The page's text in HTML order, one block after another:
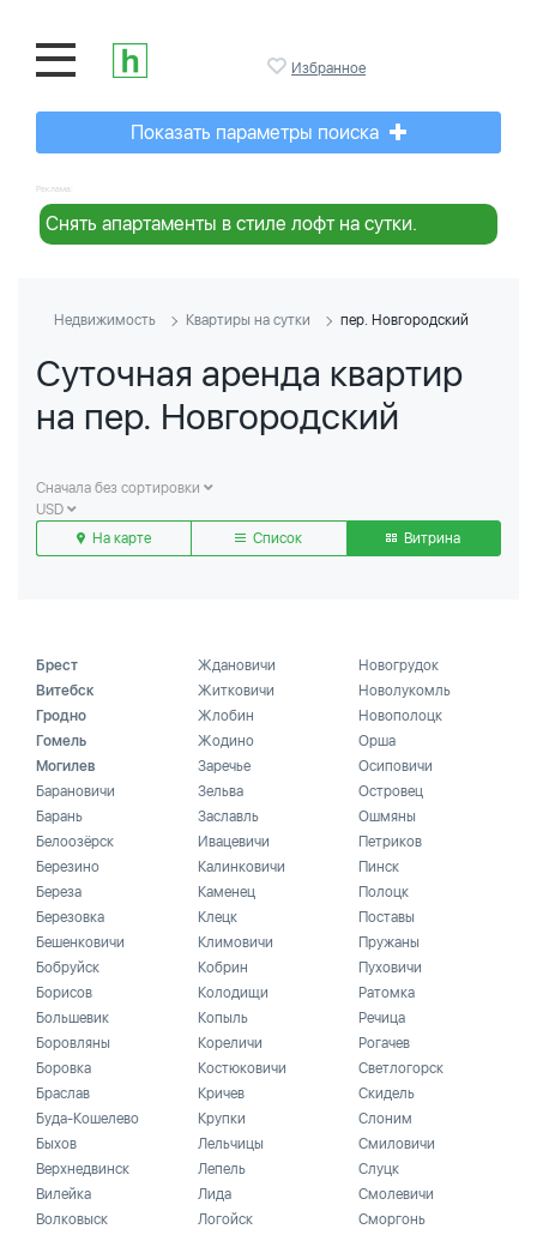
Избранное
Показать параметры поиска
Реклама:
Снять апартаменты в стиле лофт на сутки.
Недвижимость Квартиры на сутки пер. Новгородский
Суточная аренда квартир
на пер. Новгородский
Сначала без сортировки
USD
На карте
Список Витрина
Брест
Витебск
Гродно
Гомель
Могилев
Барановичи
Барань
Белоозёрск
Березино
Береза
Березовка
Бешенковичи
Бобруйск
Борисов
Большевик
Боровляны
Боровка
Браслав
Буда-Кошелево
Быхов
Верхнедвинск
Вилейка
Волковыск
Ждановичи
Житковичи
Жлобин
Жодино
Заречье
Зельва
Заславль
Ивацевичи
Калинковичи
Каменец
Клецк
Климовичи
Кобрин
Колодищи
Копыль
Кореличи
Костюковичи
Кричев
Крупки
Лельчицы
Лепель
Лида
Логойск
Новогрудок
Новолукомль
Новополоцк
Орша
Осиповичи
Островец
Ошмяны
Петриков
Пинск
Полоцк
Поставы
Пружаны
Пуховичи
Ратомка
Речица
Рогачев
Светлогорск
Скидель
Слоним
Смиловичи
Слуцк
Смолевичи
Сморгонь